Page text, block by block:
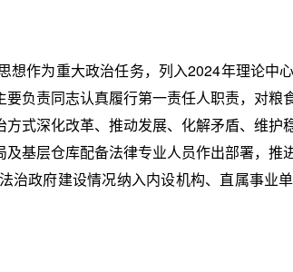
作为重大政治任务，列入2024年理论中
负责同志认真履行第一责任人职责，对
式深化改革、推动发展、化解矛盾、维
基层仓库配备法律专业人员作出部署，推
治政府建设情况纳入内设机构、直属事业